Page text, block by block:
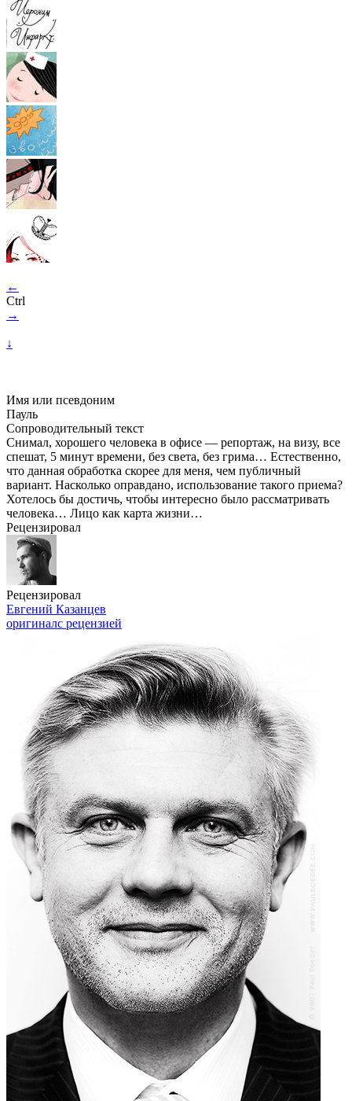
←
Ctrl
→
↓
Имя или псевдоним
Пауль
Сопроводительный текст
Снимал, хорошего человека в офисе — репортаж, на визу, все
спешат, 5 минут времени, без света, без грима… Естественно,
что данная обработка скорее для меня, чем публичный
вариант. Насколько оправдано, использование такого приема?
Хотелось бы достичь, чтобы интересно было рассматривать
человека… Лицо как карта жизни…
Рецензировал
Рецензировал
Евгений Казанцев
оригиналс рецензией